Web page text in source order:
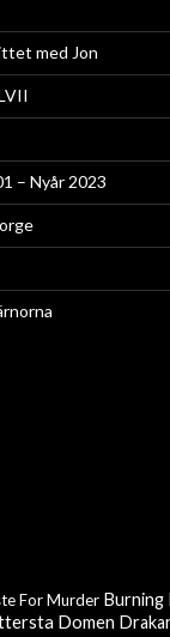
med Jon
– Nyår 2023
For Murder Burning
Domen